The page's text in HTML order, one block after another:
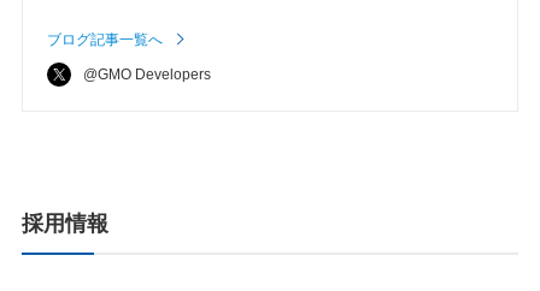
ブログ記事一覧へ
@GMO Developers
採用情報